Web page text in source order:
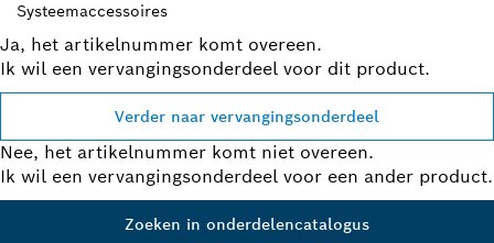
Systeemaccessoires
Ja, het artikelnummer komt overeen.
Ik wil een vervangingsonderdeel voor dit product.
Verder naar vervangingsonderdeel
Nee, het artikelnummer komt niet overeen.
Ik wil een vervangingsonderdeel voor een ander product.
Zoeken in onderdelencatalogus